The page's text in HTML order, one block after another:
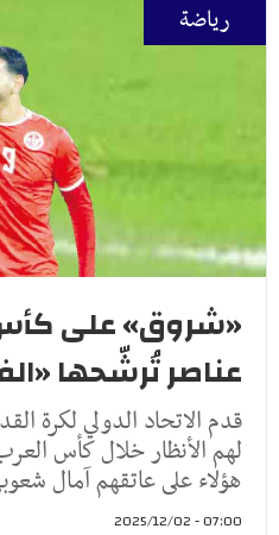
رياضة
عناصر تُرشّحها
لهم الأنظار خلال كأس
هؤلاء على عاتقهم آمال
07:00 - 2025/12/02